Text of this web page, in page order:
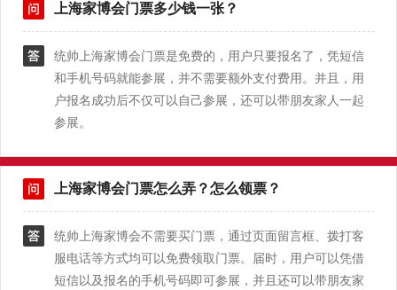
上海家博会门票多少钱一张？
统帅上海家博会门票是免费的，用户只要报名了，凭短信
和手机号码就能参展，并不需要额外支付费用。并且，用
户报名成功后不仅可以自己参展，还可以带朋友家人一起
参展。
上海家博会门票怎么弄？怎么领票？
统帅上海家博会不需要买门票，通过页面留言框、拨打客
服电话等方式均可以免费领取门票。届时，用户可以凭借
短信以及报名的手机号码即可参展，并且还可以带朋友家